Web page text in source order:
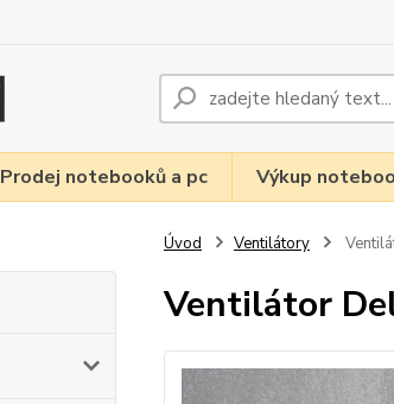
Prodej notebooků a pc Výkup
Úvod Ventilátory
Ventilátor